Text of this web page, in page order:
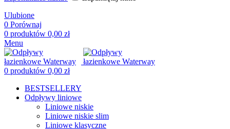
Ulubione
0 Porównaj
0 produktów 0,00 zł
Menu
0 produktów 0,00 zł
BESTSELLERY
Odpływy liniowe
Liniowe niskie
Liniowe niskie slim
Liniowe klasyczne